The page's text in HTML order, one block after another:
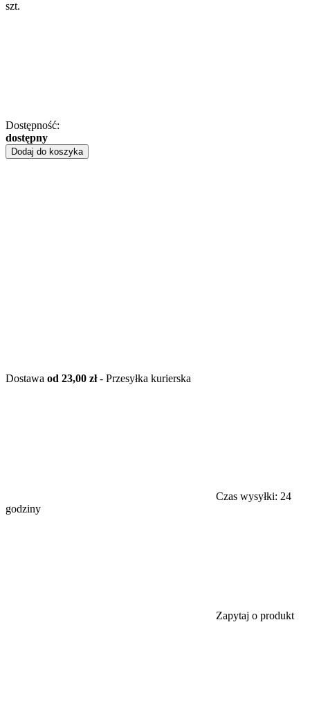
szt.
Dostępność:
dostępny
Dodaj do koszyka
Dostawa od 23,00 zł- Przesyłka kurierska
Czas wysyłki: 24
godziny
Zapytaj o produkt